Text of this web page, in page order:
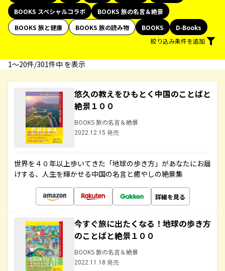
BOOKS スペシャルコラボ
BOOKS 旅の名言＆絶景
BOOKS 旅と健康
BOOKS 旅の読み物 BOOKS
D-Books
絞り込み条件を追加
1〜20件/301件中 を表示
悠久の教えをひもとく中国のことばと
絶景１００
BOOKS 旅の名言＆絶景
2022.12.15 発売
世界を４０年以上歩いてきた「地球の歩き方」があなたにお届
けする、人生を輝かせる中国の名言と癒やしの絶景集
詳細を見る
今すぐ旅に出たくなる！地球の歩き方
のことばと絶景１００
BOOKS 旅の名言＆絶景
2022.11.18 発売